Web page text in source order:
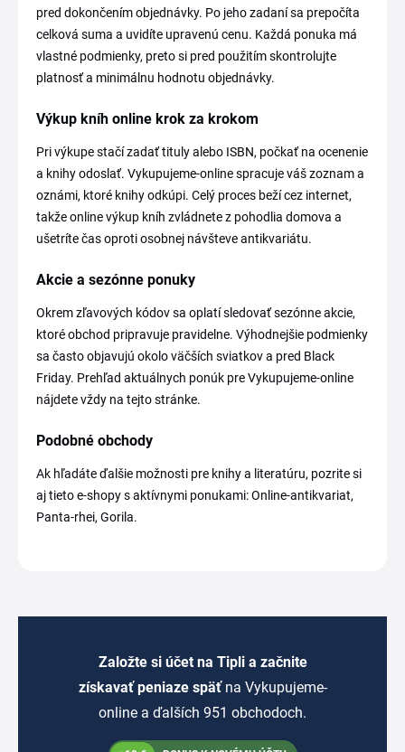
pred dokončením objednávky. Po jeho zadaní sa prepočíta
celková suma a uvidíte upravenú cenu. Každá ponuka má
vlastné podmienky, preto si pred použitím skontrolujte
platnosť a minimálnu hodnotu objednávky.
Výkup kníh online krok za krokom
Pri výkupe stačí zadať tituly alebo ISBN, počkať na ocenenie
a knihy odoslať. Vykupujeme-online spracuje váš zoznam a
oznámi, ktoré knihy odkúpi. Celý proces beží cez internet,
takže online výkup kníh zvládnete z pohodlia domova a
ušetríte čas oproti osobnej návšteve antikvariátu.
Akcie a sezónne ponuky
Okrem zľavových kódov sa oplatí sledovať sezónne akcie,
ktoré obchod pripravuje pravidelne. Výhodnejšie podmienky
sa často objavujú okolo väčších sviatkov a pred Black
Friday. Prehľad aktuálnych ponúk pre Vykupujeme-online
nájdete vždy na tejto stránke.
Podobné obchody
Ak hľadáte ďalšie možnosti pre knihy a literatúru, pozrite si
aj tieto e-shopy s aktívnymi ponukami: Online-antikvariat,
Panta-rhei, Gorila.
Založte si účet na Tipli a začnite
získavať peniaze späť na Vykupujeme-
online a ďalších 951 obchodoch.